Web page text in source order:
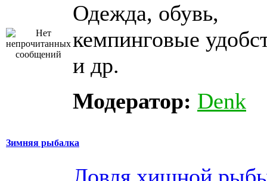
Одежда, обувь,
кемпинговые
и др.
Модератор: Denk
Зимняя рыбалка